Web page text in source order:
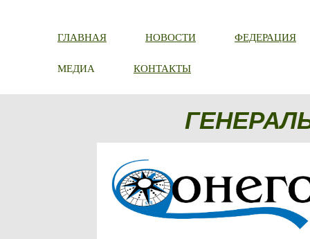
ГЛАВНАЯ НОВОСТИ ФЕДЕРАЦИЯ
МЕДИА КОНТАКТЫ